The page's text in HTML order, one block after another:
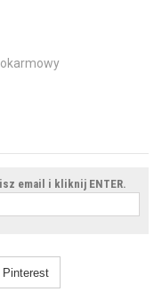
email i kliknij ENTER.
Pinterest